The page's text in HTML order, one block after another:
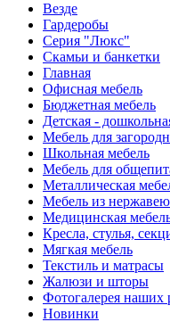
Везде
Гардеробы
Серия "Люкс"
Скамьи и банкетки
Главная
Офисная мебель
Бюджетная мебель
Детская -
Мебель для
Школьная мебель
Мебель для
Металлическая
Мебель из
Медицинская
Кресла, стулья,
Мягкая мебель
Текстиль и матрасы
Жалюзи и шторы
Фотогалерея наших
Новинки